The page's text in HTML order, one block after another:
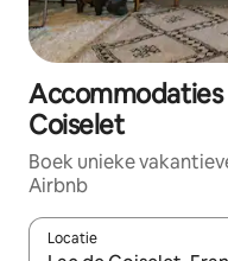
Accommodaties
Coiselet
Boek unieke
Airbnb
Locatie